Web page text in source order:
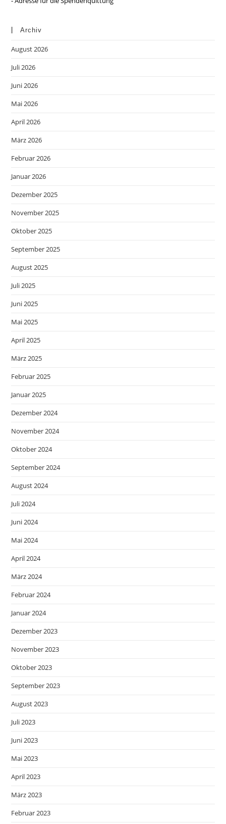
Archiv
August 2026
Juli 2026
Juni 2026
Mai 2026
April 2026
März 2026
Februar 2026
Januar 2026
Dezember 2025
November 2025
Oktober 2025
September 2025
August 2025
Juli 2025
Juni 2025
Mai 2025
April 2025
März 2025
Februar 2025
Januar 2025
Dezember 2024
November 2024
Oktober 2024
September 2024
August 2024
Juli 2024
Juni 2024
Mai 2024
April 2024
März 2024
Februar 2024
Januar 2024
Dezember 2023
November 2023
Oktober 2023
September 2023
August 2023
Juli 2023
Juni 2023
Mai 2023
April 2023
März 2023
Februar 2023